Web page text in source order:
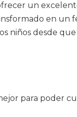
un
en
niños desde
para poder